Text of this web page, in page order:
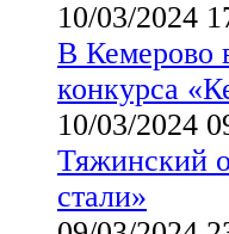
10/03/2024
В Кемерово
конкурса
10/03/2024
Тяжинский
стали»